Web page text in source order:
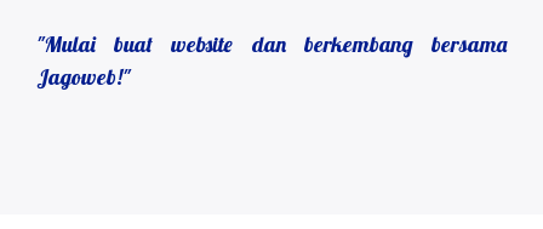
"Mulai buat website dan berkembang bersama
Jagoweb!"